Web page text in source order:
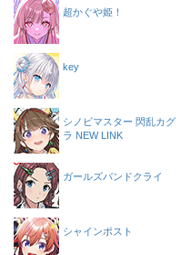
超かぐや姫！
key
シノビマスター 閃乱カグ
ラ NEW LINK
ガールズバンドクライ
シャインポスト